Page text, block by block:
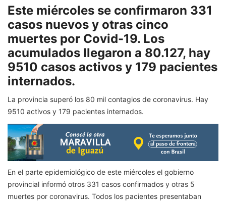
Este miércoles se confirmaron 331
casos nuevos y otras cinco
muertes por Covid-19. Los
acumulados llegaron a 80.127, hay
9510 casos activos y 179 pacientes
internados.
La provincia superó los 80 mil contagios de coronavirus. Hay
9510 activos y 179 pacientes internados.
En el parte epidemiológico de este miércoles el gobierno
provincial informó otros 331 casos confirmados y otras 5
muertes por coronavirus. Todos los pacientes presentaban